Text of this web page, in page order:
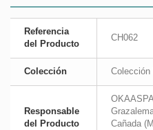
Referencia
del Producto
CH062
Colección Colección
Responsable
del Producto
Cañada